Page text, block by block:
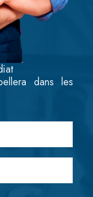
dans les